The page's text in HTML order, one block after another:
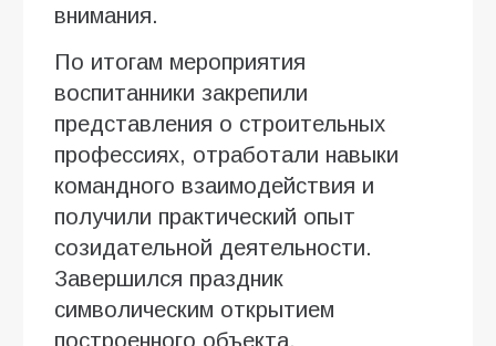
внимания.
По итогам мероприятия
воспитанники закрепили
представления о строительных
профессиях, отработали навыки
командного взаимодействия и
получили практический опыт
созидательной деятельности.
Завершился праздник
символическим открытием
построенного объекта.